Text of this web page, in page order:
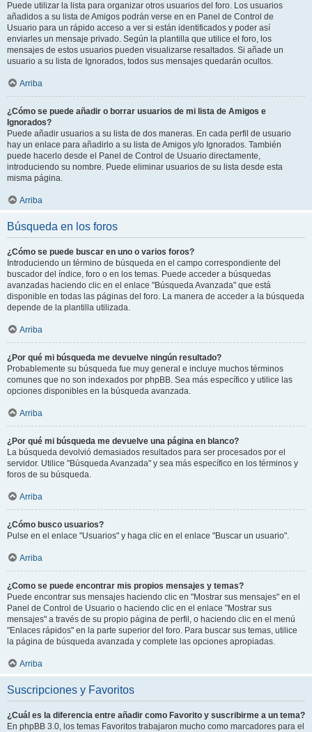
Puede utilizar la lista para organizar otros usuarios del foro. Los usuarios
añadidos a su lista de Amigos podrán verse en en Panel de Control de
Usuario para un rápido acceso a ver si están identificados y poder así
enviarles un mensaje privado. Según la plantilla que utilice el foro, los
mensajes de estos usuarios pueden visualizarse resaltados. Si añade un
usuario a su lista de Ignorados, todos sus mensajes quedarán ocultos.
Arriba
¿Cómo se puede añadir o borrar usuarios de mi lista de Amigos e
Ignorados?
Puede añadir usuarios a su lista de dos maneras. En cada perfil de usuario
hay un enlace para añadirlo a su lista de Amigos y/o Ignorados. También
puede hacerlo desde el Panel de Control de Usuario directamente,
introduciendo su nombre. Puede eliminar usuarios de su lista desde esta
misma página.
Arriba
Búsqueda en los foros
¿Cómo se puede buscar en uno o varios foros?
Introduciendo un término de búsqueda en el campo correspondiente del
buscador del índice, foro o en los temas. Puede acceder a búsquedas
avanzadas haciendo clic en el enlace "Búsqueda Avanzada" que está
disponible en todas las páginas del foro. La manera de acceder a la búsqueda
depende de la plantilla utilizada.
Arriba
¿Por qué mi búsqueda me devuelve ningún resultado?
Probablemente su búsqueda fue muy general e incluye muchos términos
comunes que no son indexados por phpBB. Sea más específico y utilice las
opciones disponibles en la búsqueda avanzada.
Arriba
¿Por qué mi búsqueda me devuelve una página en blanco?
La búsqueda devolvió demasiados resultados para ser procesados por el
servidor. Utilice "Búsqueda Avanzada" y sea más específico en los términos y
foros de su búsqueda.
Arriba
¿Cómo busco usuarios?
Pulse en el enlace "Usuarios" y haga clic en el enlace "Buscar un usuario".
Arriba
¿Como se puede encontrar mis propios mensajes y temas?
Puede encontrar sus mensajes haciendo clic en "Mostrar sus mensajes" en el
Panel de Control de Usuario o haciendo clic en el enlace "Mostrar sus
mensajes" a través de su propio página de perfil, o haciendo clic en el menú
"Enlaces rápidos" en la parte superior del foro. Para buscar sus temas, utilice
la página de búsqueda avanzada y complete las opciones apropiadas.
Arriba
Suscripciones y Favoritos
¿Cuál es la diferencia entre añadir como Favorito y suscribirme a un tema?
En phpBB 3.0, los temas Favoritos trabajaron mucho como marcadores para el